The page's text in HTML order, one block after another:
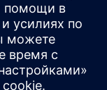
модули
салата и
и розничной